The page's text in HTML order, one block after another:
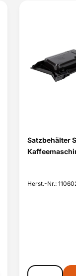
Satzbehälter
Herst.-Nr.: